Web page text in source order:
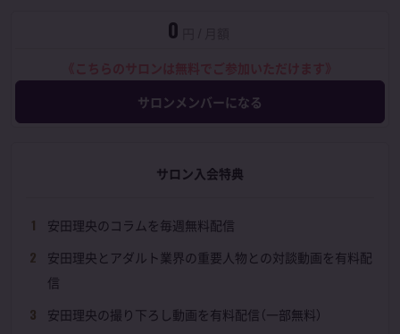
0
サロンメンバーになる
サロン入会特典
安田理央のコラムを毎週無料配信
安田理央とアダルト業界の重要人物との対談動画を有料配
信
安田理央の撮り下ろし動画を有料配信（一部無料）